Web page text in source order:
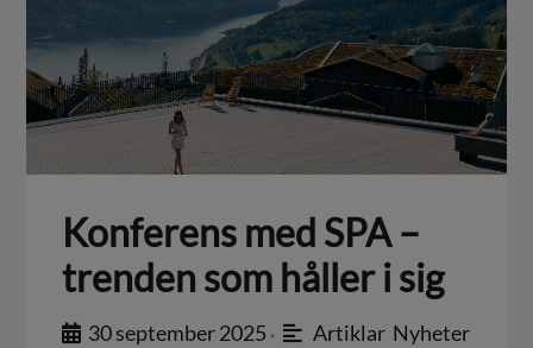
Konferens med SPA –
trenden som håller i sig
30 september 2025 • Artiklar, Nyheter